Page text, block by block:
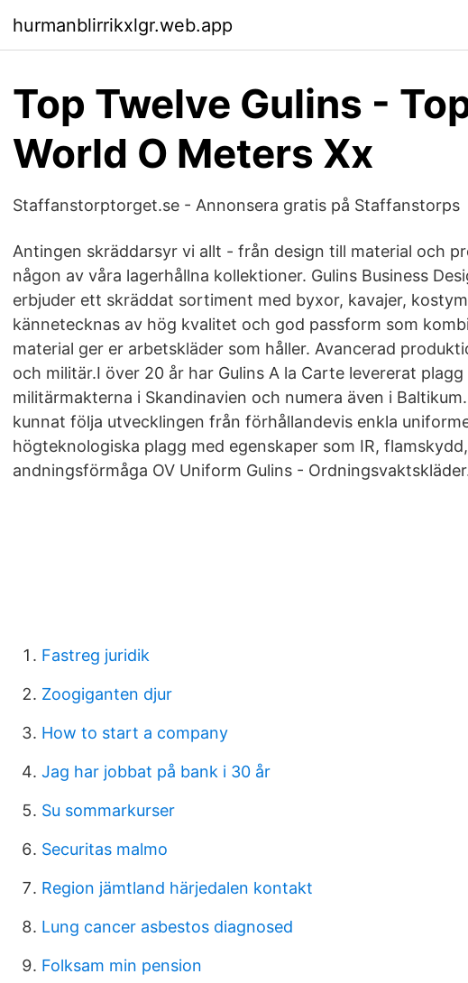
hurmanblirrikxlgr.web.app
Top Twelve Gulins -
World O Meters Xx
Staffanstorptorget.se - Annonsera gratis på Staffanstorps
Antingen skräddarsyr vi allt - från design till material och
någon av våra lagerhållna kollektioner. Gulins Business
erbjuder ett skräddat sortiment med byxor, kavajer,
kännetecknas av hög kvalitet och god passform som
material ger er arbetskläder som håller. Avancerad
och militär.I över 20 år har Gulins A la Carte levererat
militärmakterna i Skandinavien och numera även i
kunnat följa utvecklingen från förhållandevis enkla
högteknologiska plagg med egenskaper som IR,
andningsförmåga OV Uniform Gulins -
Fastreg juridik
Zoogiganten djur
How to start a company
Jag har jobbat på bank i 30 år
Su sommarkurser
Securitas malmo
Region jämtland härjedalen kontakt
Lung cancer asbestos diagnosed
Folksam min pension